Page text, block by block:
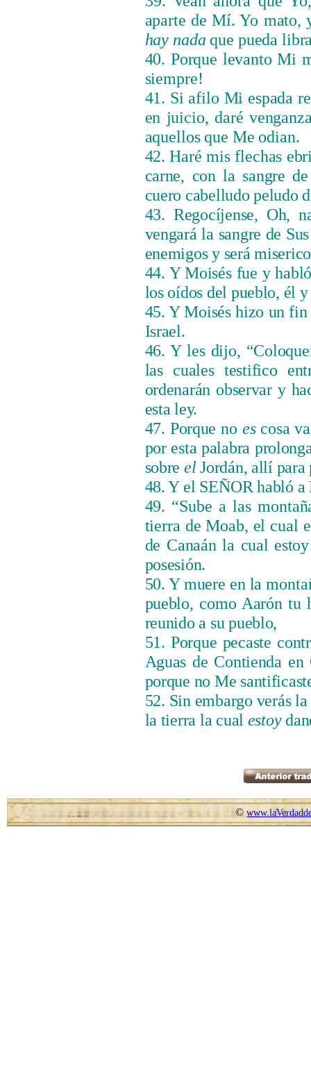
aparte de Mí. Yo mato,
hay nada que pueda
40. Porque levanto Mi
siempre!
41. Si afilo Mi espada
en juicio, daré
aquellos que Me odian.
42. Haré mis flechas
carne, con la sangre
cuero cabelludo peludo
43. Regocíjense, Oh,
vengará la sangre de
enemigos y será
44. Y Moisés fue y
los oídos del pueblo, él
45. Y Moisés hizo un fin
Israel.
46. Y les dijo,
las cuales testifico
ordenarán observar y
esta ley.
47. Porque no escosa
por esta palabra
sobre el Jordán, allí para
48. Y el SEÑOR habló a
49. “Sube a las
tierra de Moab, el cual
de Canaán la cual
posesión.
50. Y muere en la
pueblo, como Aarón tu
reunido a su pueblo,
51. Porque pecaste
Aguas de Contienda
porque no Me
52. Sin embargo verás
la tierra la cual estoy
©